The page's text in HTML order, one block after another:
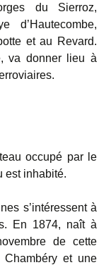
du Sierroz,
d’Hautecombe,
et au Revard.
va donner lieu à
occupé par le
est inhabité.
s’intéressent à
En 1874, naît à
de cette
et une